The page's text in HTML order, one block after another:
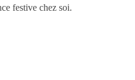
festive chez soi.